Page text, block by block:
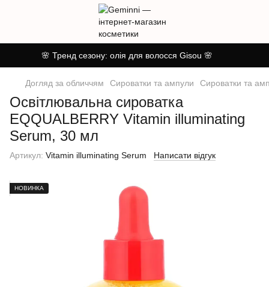
🌸 Тренд сезону: олія для волосся Gisou 🌸
Догляд за обличчям Сироватки та ампули Сироватки та
Освітлювальна сироватка
EQQUALBERRY Vitamin illuminating
Serum, 30 мл
Артикул: Vitamin illuminating Serum Написати відгук
НОВИНКА